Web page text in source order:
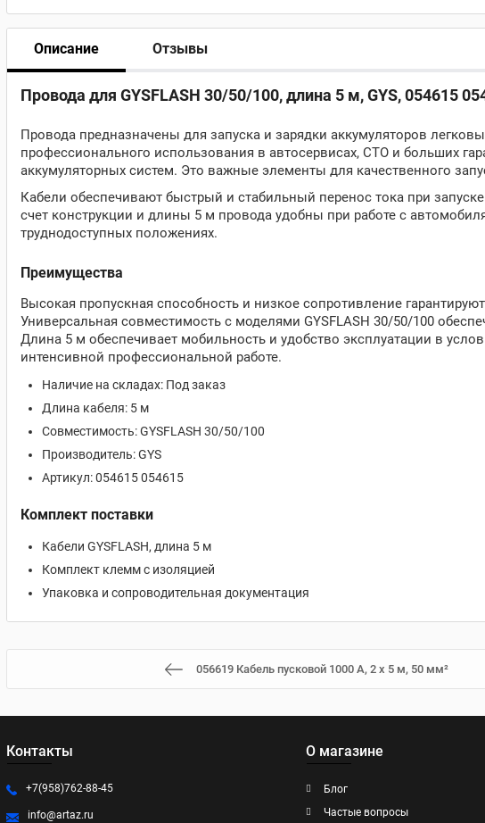
Описание Отзывы
Провода для GYSFLASH 30/50/100, длина 5 м, GYS, 054615
Провода предназначены для запуска и зарядки аккумуляторов
профессионального использования в автосервисах, СТО и больших
аккумуляторных систем. Это важные элементы для качественного
Кабели обеспечивают быстрый и стабильный перенос тока при
счет конструкции и длины 5 м провода удобны при работе с
труднодоступных положениях.
Преимущества
Высокая пропускная способность и низкое сопротивление
Универсальная совместимость с моделями GYSFLASH 30/50/100
Длина 5 м обеспечивает мобильность и удобство эксплуатации в
интенсивной профессиональной работе.
Наличие на складах: Под заказ
Длина кабеля: 5 м
Совместимость: GYSFLASH 30/50/100
Производитель: GYS
Артикул: 054615 054615
Комплект поставки
Кабели GYSFLASH, длина 5 м
Комплект клемм с изоляцией
Упаковка и сопроводительная документация
056619 Кабель пусковой 1000 A, 2 x 5 м, 50 мм²
Контакты
+7(958)762-88-45
info@artaz.ru
О магазине
Блог
Частые вопросы